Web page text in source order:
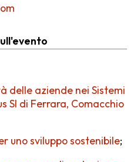
delle aziende nei Sistemi
Sl di Ferrara, Comacchio
uno sviluppo sostenibile;